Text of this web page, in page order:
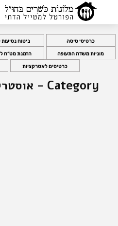
כרטיסי טיסה ביטוח נסיעות
מוניות משדה התעופה הזמנת מט”ח
כרטיסים לאטרקציות
Category - אוסטריה